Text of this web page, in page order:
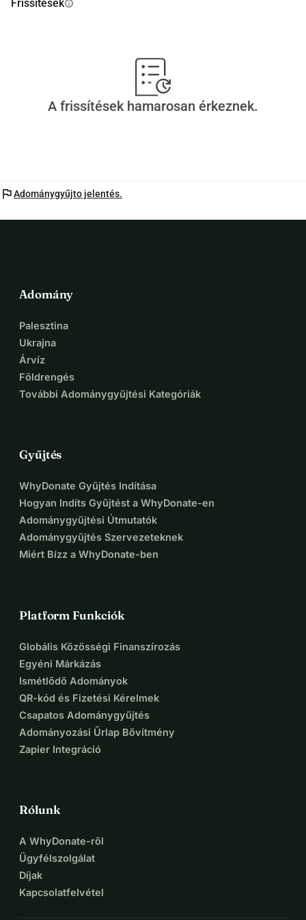
Frissítésekinfo
A frissítések hamarosan érkeznek.
flagAdománygyűjto jelentés.
Adomány
Palesztina
Ukrajna
Árvíz
Földrengés
További Adománygyűjtési Kategóriák
Gyűjtés
WhyDonate Gyűjtés Indítása
Hogyan Indíts Gyűjtést a WhyDonate-en
Adománygyűjtési Útmutatók
Adománygyűjtés Szervezeteknek
Miért Bízz a WhyDonate-ben
Platform Funkciók
Globális Közösségi Finanszírozás
Egyéni Márkázás
Ismétlődő Adományok
QR-kód és Fizetési Kérelmek
Csapatos Adománygyűjtés
Adományozási Űrlap Bővítmény
Zapier Integráció
Rólunk
A WhyDonate-ről
Ügyfélszolgálat
Díjak
Kapcsolatfelvétel